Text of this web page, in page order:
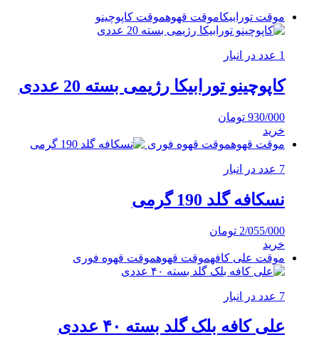
موقت تورابیکاموقت قهوهموقت کاپوچینو
1 عدد در انبار
کاپوچینو تورابیکا رژیمی بسته 20 عددی
930/000 تومان
خرید
موقت قهوهموقت قهوه فوری
7 عدد در انبار
نسکافه گلد 190 گرمی
2/055/000 تومان
خرید
موقت علی کافهموقت قهوهموقت قهوه فوری
7 عدد در انبار
علی کافه بلک گلد بسته ۴۰ عددی